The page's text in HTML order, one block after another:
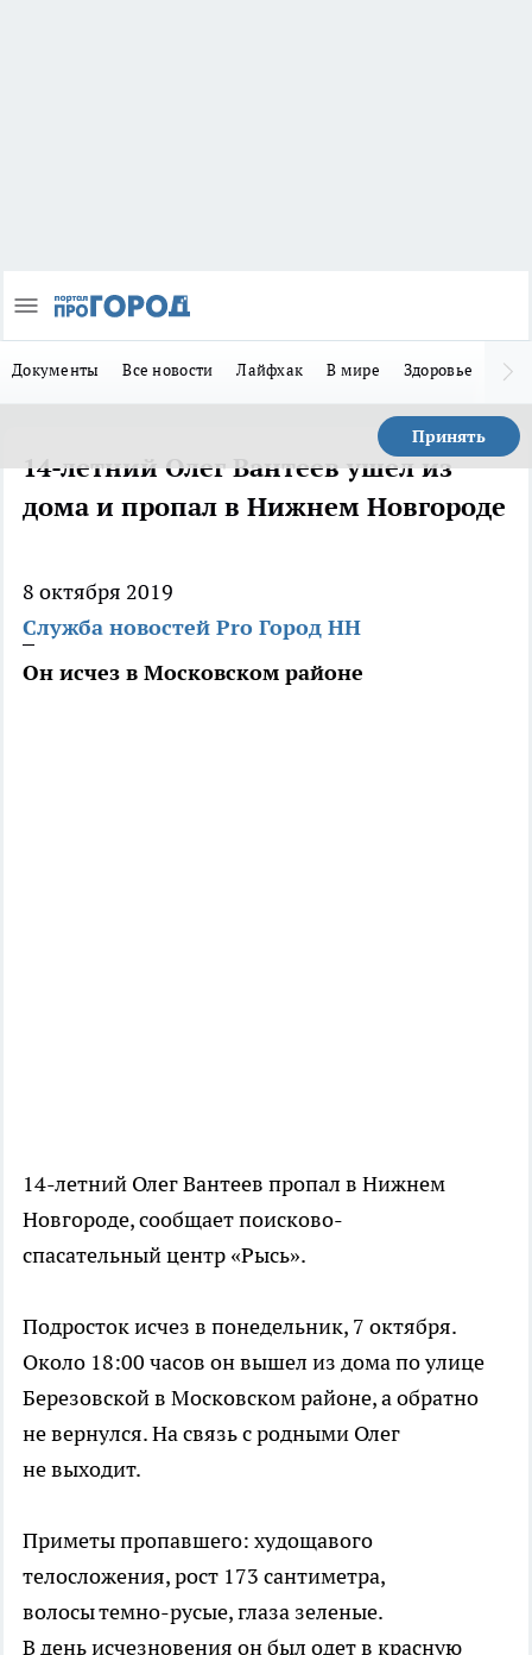
Документы Все новости Лайфхак В мире Здоровье
Принять
14-летний Олег Вантеев ушел из
дома и пропал в Нижнем Новгороде
8 октября 2019
Служба новостей Pro Город НН
Он исчез в Московском районе
14-летний Олег Вантеев пропал в Нижнем
Новгороде, сообщает поисково-
спасательный центр «Рысь».
Подросток исчез в понедельник, 7 октября.
Около 18:00 часов он вышел из дома по улице
Березовской в Московском районе, а обратно
не вернулся. На связь с родными Олег
не выходит.
Приметы пропавшего: худощавого
телосложения, рост 173 сантиметра,
волосы темно-русые, глаза зеленые.
В день исчезновения он был одет в красную